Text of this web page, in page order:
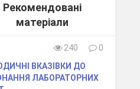
Рекомендовані
матеріали
240
0
ВКАЗІВКИ ДО
ЛАБОРАТОРНИХ